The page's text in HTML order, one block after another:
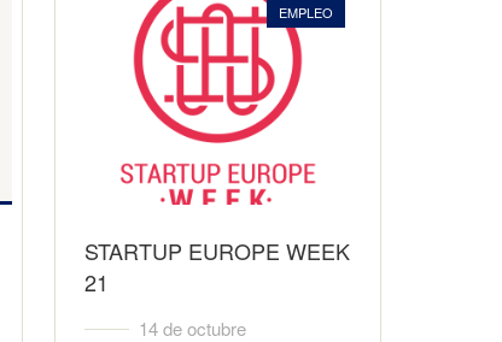
EMPLEO
STARTUP EUROPE WEEK
21
14 de octubre